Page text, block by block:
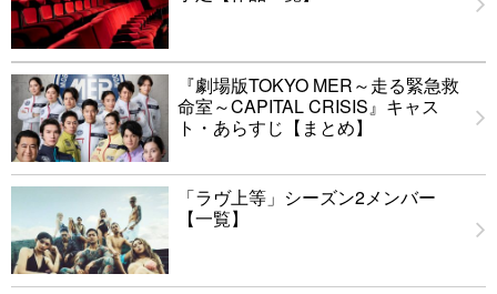
『劇場版TOKYO MER～走る緊急救
命室～CAPITAL CRISIS』キャス
ト・あらすじ【まとめ】
「ラヴ上等」シーズン2メンバー
【一覧】